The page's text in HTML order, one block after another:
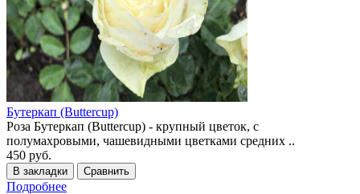
Бутеркап (Buttercup)
Роза Бутеркап (Buttercup) - крупный цветок, с
полумахровыми, чашевидными цветками средних ..
450 руб.
В закладки Сравнить
Подробнее